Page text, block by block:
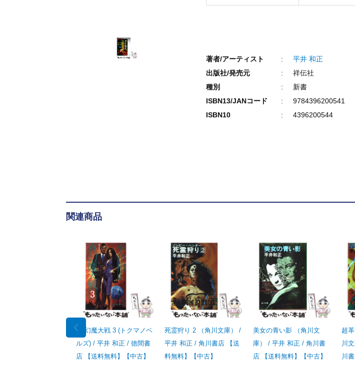
著者/アーティスト
平井 和正
出版社/発売元
祥伝社
種別
新書
ISBN13/JANコード
9784396200541
ISBN10
4396200544
関連商品
真 幻魔大戦 3 (トクマノベ
ルズ) / 平井 和正 / 徳間書
店 【送料無料】【中古】
死霊狩り 2 （角川文庫） /
平井 和正 / 角川書店 【送
料無料】【中古】
美女の青い影 （角川文
庫） / 平井 和正 / 角川書
店 【送料無料】【中古】
超
川
川